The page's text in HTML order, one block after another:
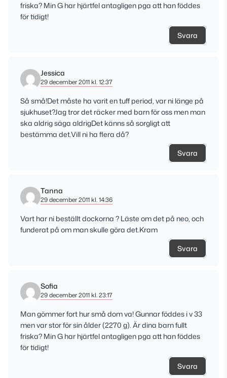
friska? Min G har hjärtfel antagligen pga att han föddes
för tidigt!
Svara
Jessica
29 december 2011 kl. 12:37
Så små!Det måste ha varit en tuff period, var ni länge på
sjukhuset?Jag tror det räcker med barn för oss men man
ska aldrig säga aldrigDet känns så sorgligt att
bestämma det.Vill ni ha flera då?
Svara
Tanna
29 december 2011 kl. 14:36
Vart har ni beställt dockorna ? Läste om det på neo, och
funderat på om man skulle göra det.Kram
Svara
Sofia
29 december 2011 kl. 23:17
Man gömmer fort hur små dom va! Gunnar föddes i v 33
men var stor för sin ålder (2270 g). Är dina barn fullt
friska? Min G har hjärtfel antagligen pga att han föddes
för tidigt!
Svara